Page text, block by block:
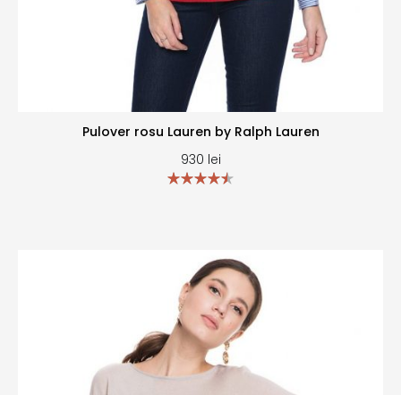
Pulover rosu Lauren by Ralph Lauren
930 lei